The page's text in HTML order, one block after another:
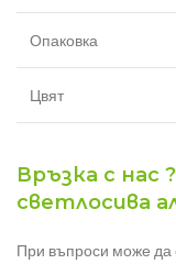
Опаковка
Цвят
Връзка с нас
светлосива
При въпроси може да